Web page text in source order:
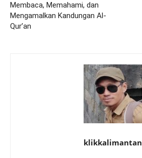
Membaca, Memahami, dan
Mengamalkan Kandungan Al-
Qur’an
klikkalimantan